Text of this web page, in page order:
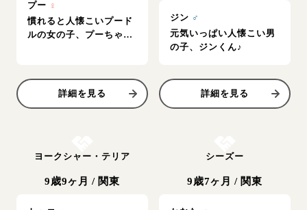
プー ♀
慣れると人懐こいプード
ルの女の子、プーちゃん
詳細を見る
ジン ♂
元気いっぱい人懐こい男
の子、ジンくん♪
詳細を見る
ヨークシャー・テリア
9歳9ヶ月 / 関東
シーズー
9歳7ヶ月 / 関東